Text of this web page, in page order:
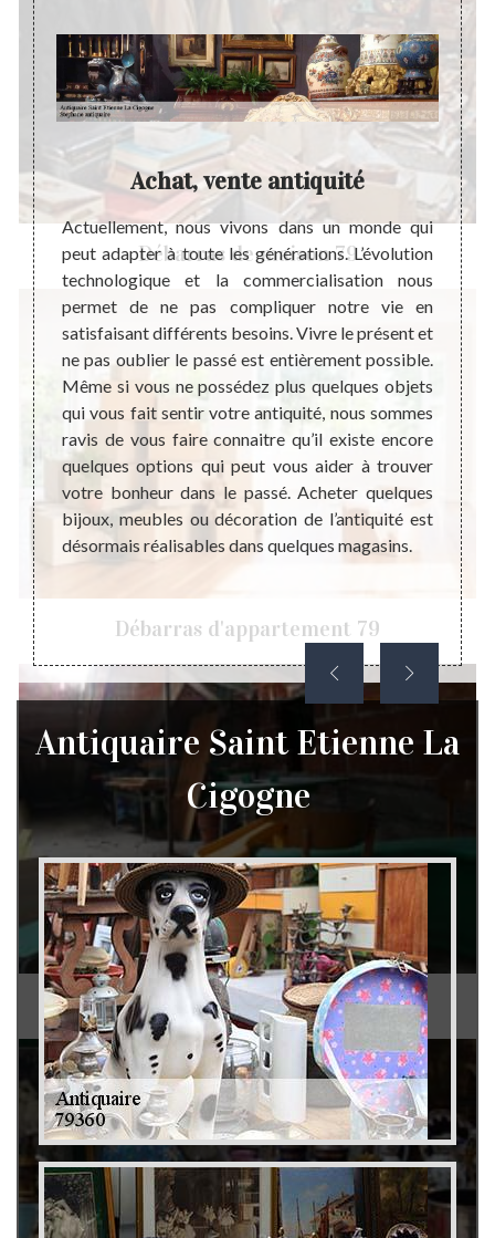
Débarras de maison 79
Débarras d'appartement 79
Débarras de grenier et cave 79
nos
pas
Les
une
main
pour
est
Achat, vente antiquité
Actuellement, nous vivons dans un monde qui
peut adapter à toute les générations. L’évolution
technologique et la commercialisation nous
permet de ne pas compliquer notre vie en
satisfaisant différents besoins. Vivre le présent et
ne pas oublier le passé est entièrement possible.
Même si vous ne possédez plus quelques objets
qui vous fait sentir votre antiquité, nous sommes
ravis de vous faire connaitre qu’il existe encore
quelques options qui peut vous aider à trouver
votre bonheur dans le passé. Acheter quelques
bijoux, meubles ou décoration de l’antiquité est
désormais réalisables dans quelques magasins.
sont
mal
son
que
son
qui
des
Antiquaire Saint Etienne La
Cigogne